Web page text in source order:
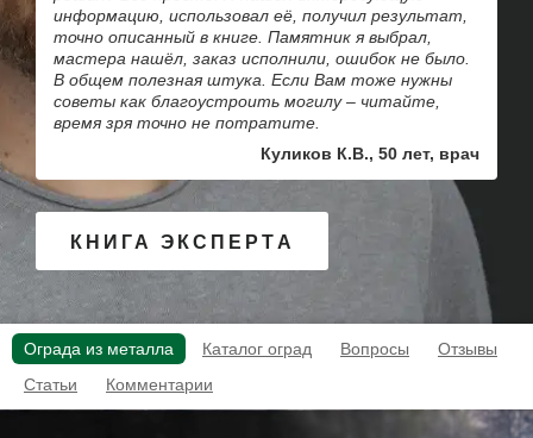
информацию, использовал её, получил результат,
точно описанный в книге. Памятник я выбрал,
мастера нашёл, заказ исполнили, ошибок не было.
В общем полезная штука. Если Вам тоже нужны
советы как благоустроить могилу – читайте,
время зря точно не потратите.
Куликов К.В., 50 лет, врач
КНИГА ЭКСПЕРТА
Ограда из металла Каталог оград Вопросы
Отзывы
Статьи
Комментарии